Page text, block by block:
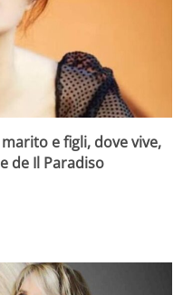
e figli, dove vive,
de Il Paradiso